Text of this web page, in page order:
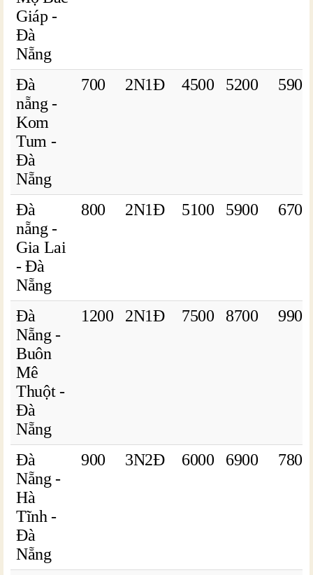
Giáp -
Đà
Nẵng
Đà
nẵng -
Kom
Tum -
Đà
Nẵng
700 2N1Đ 4500 5200 5900
Đà
nẵng -
Gia Lai
- Đà
Nẵng
800 2N1Đ 5100 5900 6700
Đà
Nẵng -
Buôn
Mê
Thuột -
Đà
Nẵng
1200 2N1Đ 7500 8700 9900
Đà
Nẵng -
Hà
Tĩnh -
Đà
Nẵng
900 3N2Đ 6000 6900 7800